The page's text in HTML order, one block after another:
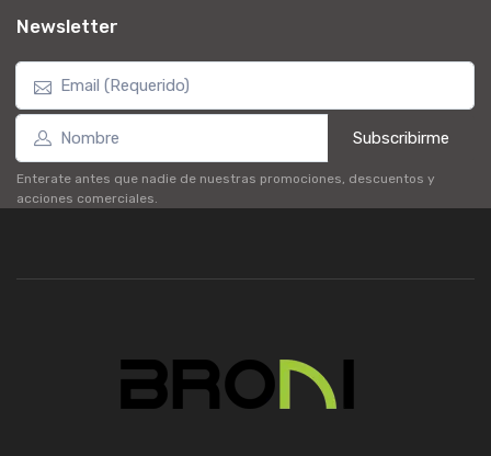
Newsletter
Subscribirme
Enterate antes que nadie de nuestras promociones, descuentos y
acciones comerciales.